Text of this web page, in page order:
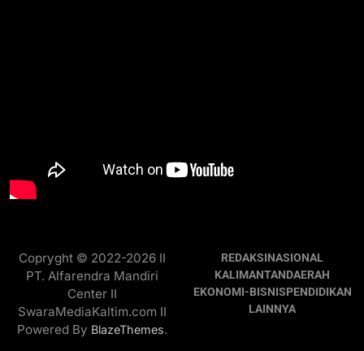
Copryght © 2022-2026 II
PT. Alfarendra Mandiri
Center II
SwaraMediaKaltim.com II
Powered By BlazeThemes.
REDAKSINASIONAL
KALIMANTANDAERAH
EKONOMI-BISNISPENDIDIKAN
LAINNYA